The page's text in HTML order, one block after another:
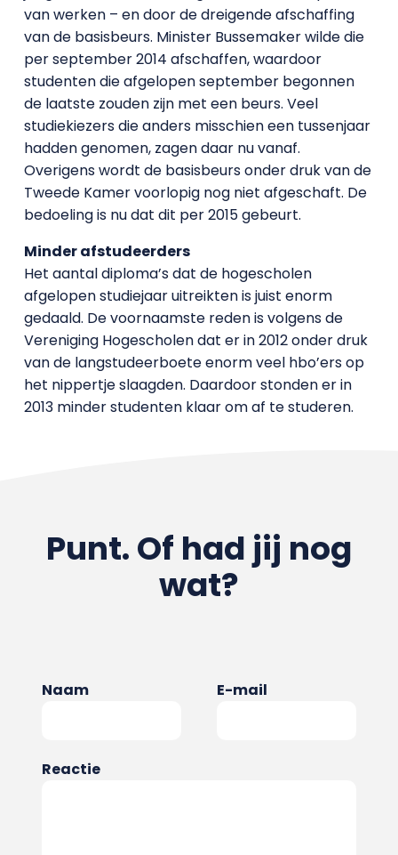
van werken – en door de dreigende afschaffing
van de basisbeurs. Minister Bussemaker wilde die
per september 2014 afschaffen, waardoor
studenten die afgelopen september begonnen
de laatste zouden zijn met een beurs. Veel
studiekiezers die anders misschien een tussenjaar
hadden genomen, zagen daar nu vanaf.
Overigens wordt de basisbeurs onder druk van de
Tweede Kamer voorlopig nog niet afgeschaft. De
bedoeling is nu dat dit per 2015 gebeurt.
Minder afstudeerders
Het aantal diploma’s dat de hogescholen
afgelopen studiejaar uitreikten is juist enorm
gedaald. De voornaamste reden is volgens de
Vereniging Hogescholen dat er in 2012 onder druk
van de langstudeerboete enorm veel hbo’ers op
het nippertje slaagden. Daardoor stonden er in
2013 minder studenten klaar om af te studeren.
Punt. Of had jij nog
wat?
Naam E-mail
Reactie